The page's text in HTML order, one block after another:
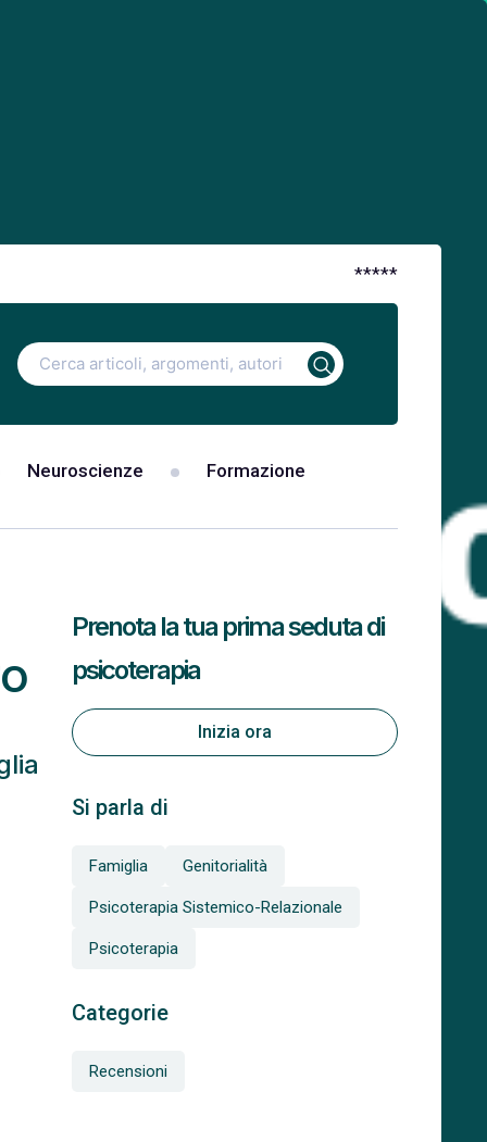
*****
Ricerca
per:
Neuroscienze Formazione
Si parla di
Famiglia Genitorialità
Psicoterapia Sistemico-Relazionale
Psicoterapia
Categorie
Recensioni
Prenota la tua prima seduta di
psicoterapia
Inizia ora